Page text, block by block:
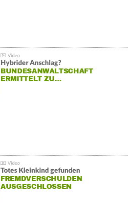
Hybrider Anschlag?
BUNDESANWALTSCHAFT
ERMITTELT ZU…
Totes Kleinkind gefunden
FREMDVERSCHULDEN
AUSGESCHLOSSEN